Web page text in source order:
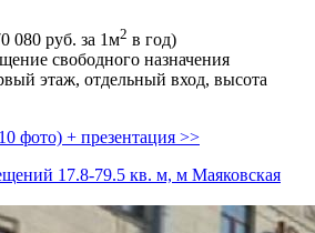
080 руб. за 1м2 в год)
свободного назначения
этаж,­ отдельный вход,­ высота
фото) + презентация >>
17.8-79.5 кв. м, м Маяковская